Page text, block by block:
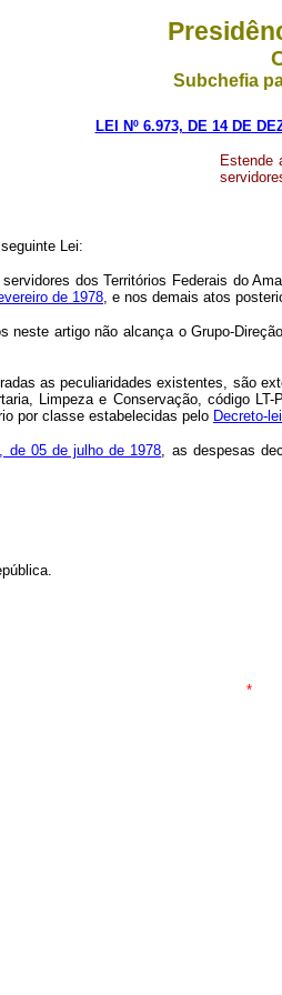
Subchefia
LEI Nº 6.973, DE 14 DE
Estende
Lei:
dos Territórios Federais do
de 1978, e nos demais atos
artigo não alcança o Grupo-
as peculiaridades existentes, são
Limpeza e Conservação, código
por classe estabelecidas pelo Decreto-
de 05 de julho de 1978, as despesas
*